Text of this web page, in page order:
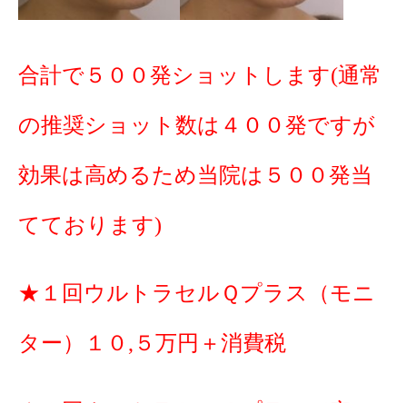
合計で５００発ショットします(通常
の推奨ショット数は４００発ですが
効果は高めるため当院は５００発当
てております)
★１回ウルトラセルＱプラス（モニ
ター）１０,５万円＋消費税